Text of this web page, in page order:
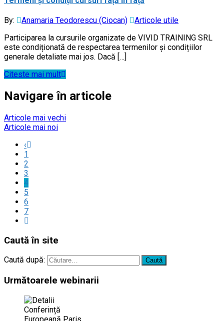
By: Anamaria Teodorescu (Ciocan)
Articole utile
Participarea la cursurile organizate de VIVID TRAINING SRL
este condiționată de respectarea termenilor și condițiilor
generale detaliate mai jos. Dacă […]
Citeste mai mult
Navigare în articole
Articole mai vechi
Articole mai noi
‹
1
2
3
4
5
6
7
Caută în site
Caută după:
Următoarele webinarii